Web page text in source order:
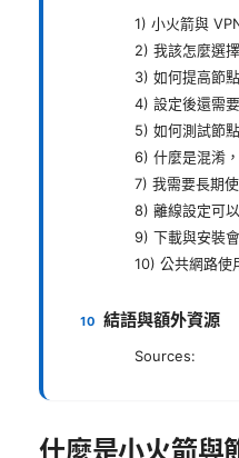
1) 小火箭與
2) 我該怎麼選
3) 如何提高節
4) 設定後還需
5) 如何測試節
6) 什麼是混淆
7) 我需要長期
8) 離線設定可
9) 下載與安裝
10) 公共網路使
結語與額外資源
Sources:
什麼是小火箭與